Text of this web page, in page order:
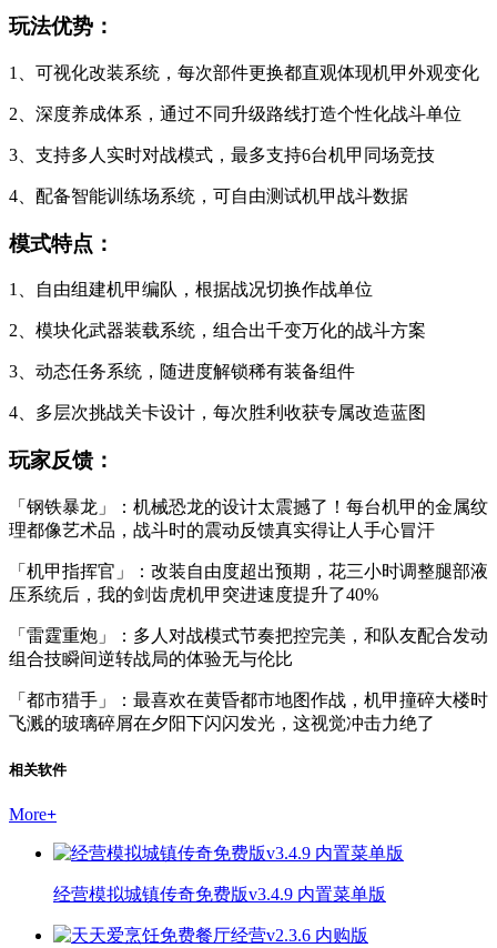
玩法优势：
1、可视化改装系统，每次部件更换都直观体现机甲外观变化
2、深度养成体系，通过不同升级路线打造个性化战斗单位
3、支持多人实时对战模式，最多支持6台机甲同场竞技
4、配备智能训练场系统，可自由测试机甲战斗数据
模式特点：
1、自由组建机甲编队，根据战况切换作战单位
2、模块化武器装载系统，组合出千变万化的战斗方案
3、动态任务系统，随进度解锁稀有装备组件
4、多层次挑战关卡设计，每次胜利收获专属改造蓝图
玩家反馈：
「钢铁暴龙」：机械恐龙的设计太震撼了！每台机甲的金属纹
理都像艺术品，战斗时的震动反馈真实得让人手心冒汗
「机甲指挥官」：改装自由度超出预期，花三小时调整腿部液
压系统后，我的剑齿虎机甲突进速度提升了40%
「雷霆重炮」：多人对战模式节奏把控完美，和队友配合发动
组合技瞬间逆转战局的体验无与伦比
「都市猎手」：最喜欢在黄昏都市地图作战，机甲撞碎大楼时
飞溅的玻璃碎屑在夕阳下闪闪发光，这视觉冲击力绝了
相关软件
More+
经营模拟城镇传奇免费版v3.4.9 内置菜单版